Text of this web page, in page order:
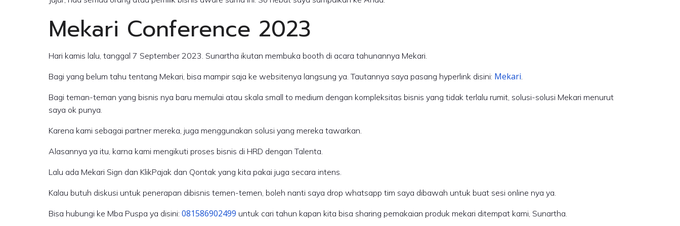
Mekari Conference 2023
Hari kamis lalu, tanggal 7 September 2023. Sunartha ikutan membuka booth di acara tahunannya Mekari.
Bagi yang belum tahu tentang Mekari, bisa mampir saja ke websitenya langsung ya. Tautannya saya pasang hyperlink disini: Mekari.
Bagi teman-teman yang bisnis nya baru memulai atau skala small to medium dengan kompleksitas bisnis yang tidak terlalu rumit, solusi-solusi Mekari menurut
saya ok punya.
Karena kami sebagai partner mereka, juga menggunakan solusi yang mereka tawarkan.
Alasannya ya itu, karna kami mengikuti proses bisnis di HRD dengan Talenta.
Lalu ada Mekari Sign dan KlikPajak dan Qontak yang kita pakai juga secara intens.
Kalau butuh diskusi untuk penerapan dibisnis temen-temen, boleh nanti saya drop whatsapp tim saya dibawah untuk buat sesi online nya ya.
Bisa hubungi ke Mba Puspa ya disini: 081586902499 untuk cari tahun kapan kita bisa sharing pemakaian produk mekari ditempat kami, Sunartha.